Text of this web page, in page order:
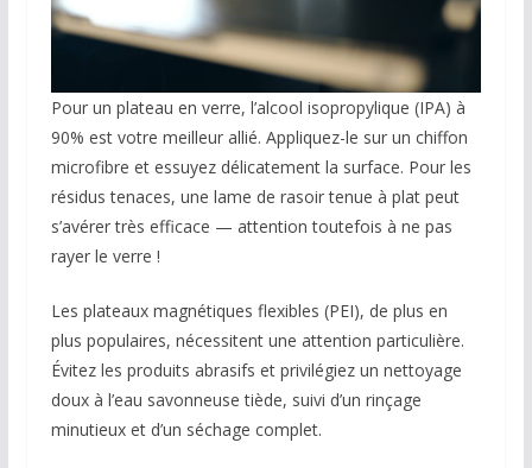
Pour un plateau en verre, l’alcool isopropylique (IPA) à
90% est votre meilleur allié. Appliquez-le sur un chiffon
microfibre et essuyez délicatement la surface. Pour les
résidus tenaces, une lame de rasoir tenue à plat peut
s’avérer très efficace — attention toutefois à ne pas
rayer le verre !
Les plateaux magnétiques flexibles (PEI), de plus en
plus populaires, nécessitent une attention particulière.
Évitez les produits abrasifs et privilégiez un nettoyage
doux à l’eau savonneuse tiède, suivi d’un rinçage
minutieux et d’un séchage complet.